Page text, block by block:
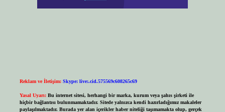
Reklam ve İletişim: Skype: live:.cid.575569c608265c69
Yasal Uyarı: Bu internet sitesi, herhangi bir marka, kurum veya şahıs şirketi ile
hiçbir bağlantısı bulunmamaktadır. Sitede yalnızca kendi hazırladığımız makaleler
paylaşılmaktadır. Burada yer alan içerikler haber niteliği taşımamakta olup, gerçek